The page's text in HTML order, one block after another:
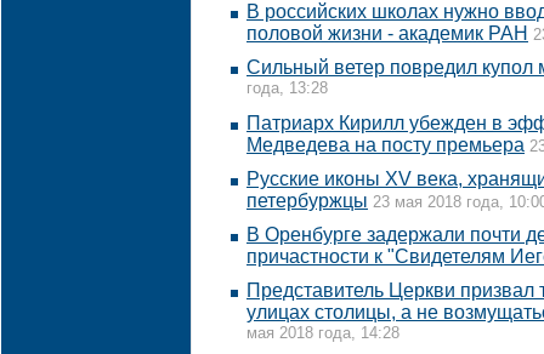
В российских школах нужно
половой жизни - академик РАН
Сильный ветер повредил купол
года, 13:28
Патриарх Кирилл убежден в
Медведева на посту премьера
Русские иконы XV века,
петербуржцы 23 мая 2018 года,
В Оренбурге задержали почти
причастности к "Свидетелям
Представитель Церкви призвал
улицах столицы, а не
мая 2018 года, 14:28